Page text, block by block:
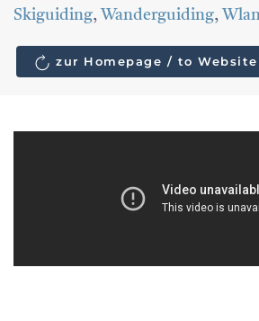
Skiguiding, Wanderguiding,
zur Homepage / to Website